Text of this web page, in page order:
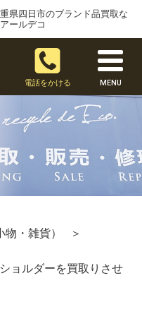
県四日市のブランド品買取な
ールデコ
電話をかける MENU
・雑貨）
＞
ョルダーを買取りさせ